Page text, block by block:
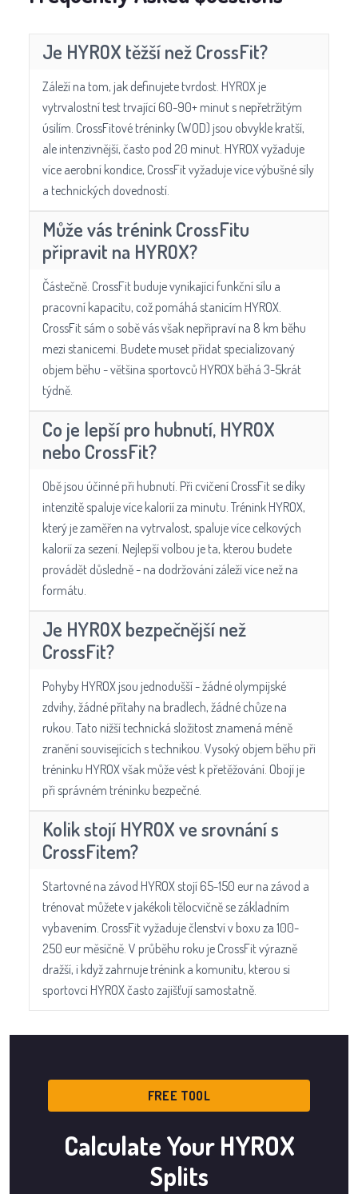
Je HYROX těžší než CrossFit?
Záleží na tom, jak definujete tvrdost. HYROX je
vytrvalostní test trvající 60-90+ minut s nepřetržitým
úsilím. CrossFitové tréninky (WOD) jsou obvykle kratší,
ale intenzivnější, často pod 20 minut. HYROX vyžaduje
více aerobní kondice, CrossFit vyžaduje více výbušné síly
a technických dovedností.
Může vás trénink CrossFitu
připravit na HYROX?
Částečně. CrossFit buduje vynikající funkční sílu a
pracovní kapacitu, což pomáhá stanicím HYROX.
CrossFit sám o sobě vás však nepřipraví na 8 km běhu
mezi stanicemi. Budete muset přidat specializovaný
objem běhu - většina sportovců HYROX běhá 3-5krát
týdně.
Co je lepší pro hubnutí, HYROX
nebo CrossFit?
Obě jsou účinné při hubnutí. Při cvičení CrossFit se díky
intenzitě spaluje více kalorií za minutu. Trénink HYROX,
který je zaměřen na vytrvalost, spaluje více celkových
kalorií za sezení. Nejlepší volbou je ta, kterou budete
provádět důsledně - na dodržování záleží více než na
formátu.
Je HYROX bezpečnější než
CrossFit?
Pohyby HYROX jsou jednodušší - žádné olympijské
zdvihy, žádné přítahy na bradlech, žádné chůze na
rukou. Tato nižší technická složitost znamená méně
zranění souvisejících s technikou. Vysoký objem běhu při
tréninku HYROX však může vést k přetěžování. Obojí je
při správném tréninku bezpečné.
Kolik stojí HYROX ve srovnání s
CrossFitem?
Startovné na závod HYROX stojí 65-150 eur na závod a
trénovat můžete v jakékoli tělocvičně se základním
vybavením. CrossFit vyžaduje členství v boxu za 100-
250 eur měsíčně. V průběhu roku je CrossFit výrazně
dražší, i když zahrnuje trénink a komunitu, kterou si
sportovci HYROX často zajišťují samostatně.
FREE TOOL
Calculate Your HYROX
Splits